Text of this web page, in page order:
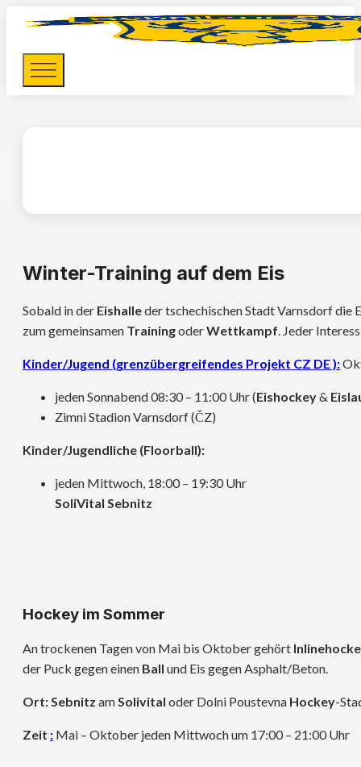
Winter-Training auf dem Eis
Sobald in der Eishalleder tschechischen Stadt Varnsdorf die
zum gemeinsamen TrainingoderWettkampf . Jeder
Kinder/Jugend (grenzübergreifendes Projekt CZ DE ):
jeden Sonnabend 08:30 – 11:00 Uhr (Eishockey&
Zimni Stadion Varnsdorf (ČZ)
Kinder/Jugendliche (Floorball):
jeden Mittwoch, 18:00 – 19:30 Uhr
SoliVital Sebnitz
Hockey im Sommer
An trockenen Tagen von Mai bis Oktober gehört
der Puck gegen einen Ball und Eis gegen Asphalt/Beton.
Ort:Sebnitz amSolivital oder Dolni Poustevna Hockey-
Zeit : Mai – Oktober jeden Mittwoch um 17:00 – 21:00 Uhr